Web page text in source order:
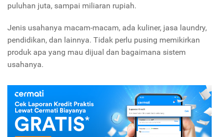
puluhan juta, sampai miliaran rupiah.
Jenis usahanya macam-macam, ada kuliner, jasa laundry,
pendidikan, dan lainnya. Tidak perlu pusing memikirkan
produk apa yang mau dijual dan bagaimana sistem
usahanya.